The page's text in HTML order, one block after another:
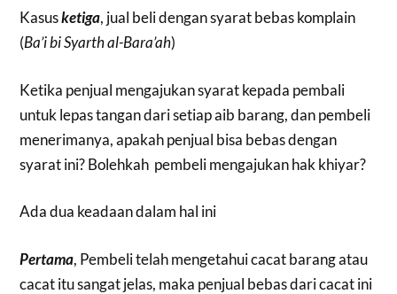
Kasusketiga, jual beli dengan syarat bebas komplain
(Ba’i bi Syarth al-Bara’ah)
Ketika penjual mengajukan syarat kepada pembali
untuk lepas tangan dari setiap aib barang, dan pembeli
menerimanya, apakah penjual bisa bebas dengan
syarat ini? Bolehkah pembeli mengajukan hak khiyar?
Ada dua keadaan dalam hal ini
Pertama, Pembeli telah mengetahui cacat barang atau
cacat itu sangat jelas, maka penjual bebas dari cacat ini